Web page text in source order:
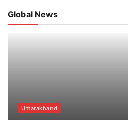
Global News
Uttarakhand